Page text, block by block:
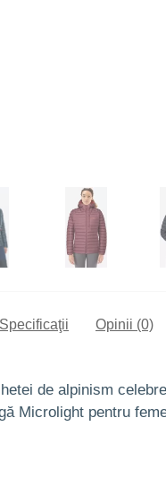
Specificaţii Opinii (0)
de alpinism
Microlight pentru